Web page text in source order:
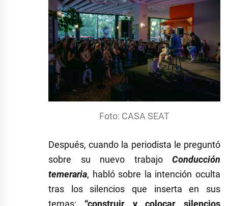
Foto: CASA SEAT
Después, cuando la periodista le preguntó
sobre su nuevo trabajo Conducción
temeraria, habló sobre la intención oculta
tras los silencios que inserta en sus